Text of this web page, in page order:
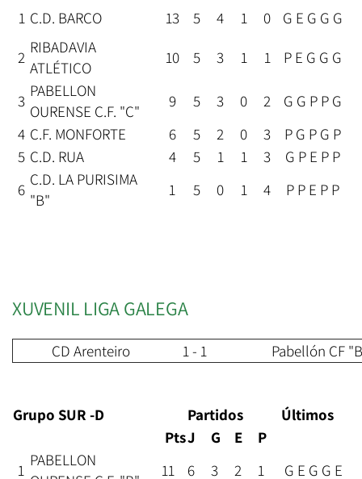
1 C.D. BARCO 13 5 4 1 0 G E G G G
2
RIBADAVIA
ATLÉTICO
10 5 3 1 1 P E G G G
3
PABELLON
OURENSE C.F. "C"
9 5 3 0 2
G G P P G
4 C.F. MONFORTE 6 5 2 0 3
P G P G P
5 C.D. RUA 4 5 1 1 3
G P E P P
6
C.D. LA PURISIMA
"B"
1 5 0 1 4 P P E P P
XUVENIL LIGA GALEGA
CD Arenteiro 1 - 1 Pabellón CF
Grupo SUR -D Partidos
Últimos
PtsJ G E
P
1
PABELLON
11 6 3 2 1 G E G G E